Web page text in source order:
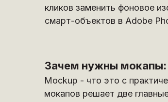
кликов заменить фоновое
смарт-объектов в Adobe
Mockup - что это с
мокапов решает две
Зачем нужны мокапы: